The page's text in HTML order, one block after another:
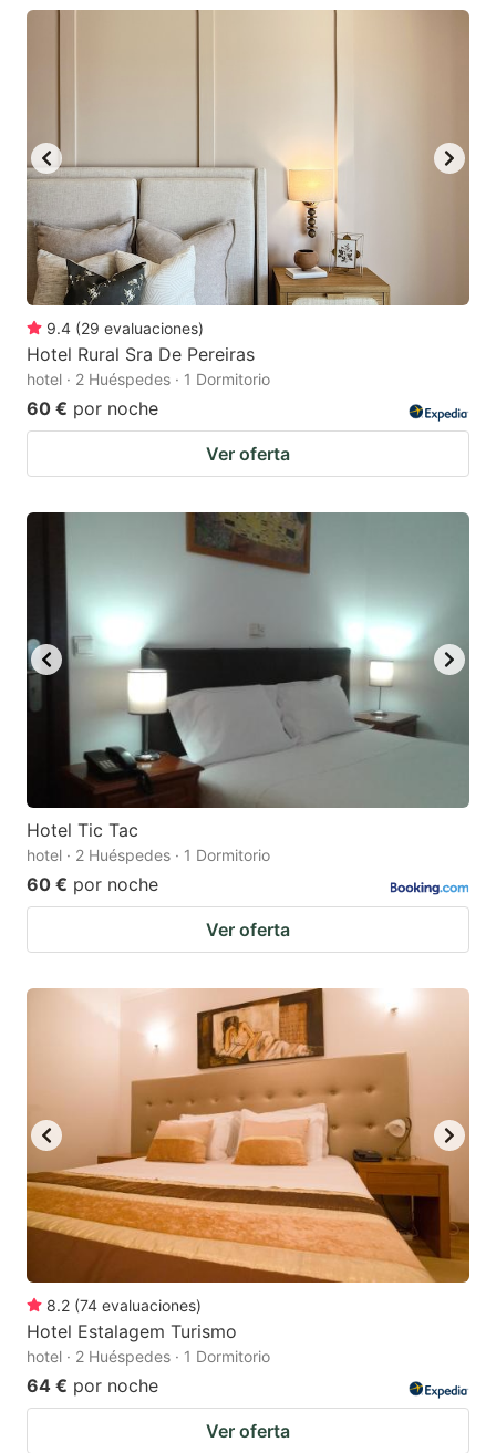
9.4 (29 evaluaciones)
Hotel Rural Sra De Pereiras
hotel · 2 Huéspedes · 1 Dormitorio
60 € por noche
Ver oferta
Hotel Tic Tac
hotel · 2 Huéspedes · 1 Dormitorio
60 € por noche
Ver oferta
8.2 (74 evaluaciones)
Hotel Estalagem Turismo
hotel · 2 Huéspedes · 1 Dormitorio
64 € por noche
Ver oferta